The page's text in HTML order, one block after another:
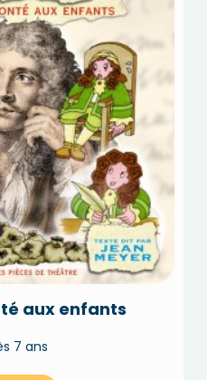
aux enfants
7 ans